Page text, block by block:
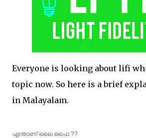
Everyone is looking about lifi
topic now. So here is a brief
in Malayalam.
എന്താണ് ലൈ ഫൈ ??